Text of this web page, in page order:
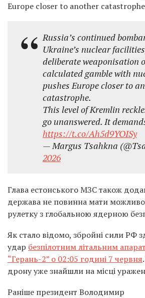
Europe closer to another
Russia’s continued
Ukraine’s nuclear
deliberate weaponisation
calculated gamble with
pushes Europe closer to
catastrophe.
This level of Kremlin
go unanswered. It
https://t.co/Ah5d9YOISy
— Margus Tsahkna
2026
Глава естонського МЗС також
держава не повинна мати
рулетку з глобальною ядерною
Як стало відомо, збройні сили РФ
удар безпілотним літальним
“Герань-2” о 02:05 годині 7 червня
дрону уже знайшли на місці
Раніше президент Володимир